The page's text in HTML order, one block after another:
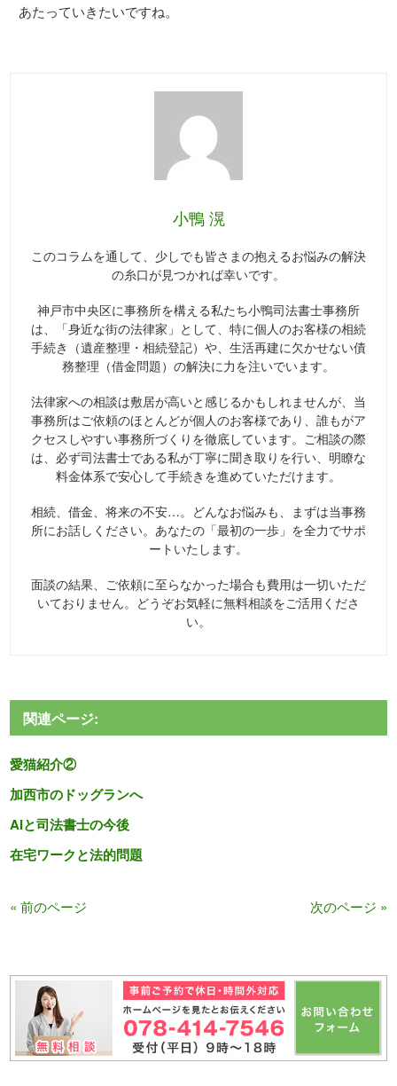
あたっていきたいですね。
小鴨 滉
このコラムを通して、少しでも皆さまの抱えるお悩みの解決
の糸口が見つかれば幸いです。
神戸市中央区に事務所を構える私たち小鴨司法書士事務所
は、「身近な街の法律家」として、特に個人のお客様の相続
手続き（遺産整理・相続登記）や、生活再建に欠かせない債
務整理（借金問題）の解決に力を注いでいます。
法律家への相談は敷居が高いと感じるかもしれませんが、当
事務所はご依頼のほとんどが個人のお客様であり、誰もがア
クセスしやすい事務所づくりを徹底しています。ご相談の際
は、必ず司法書士である私が丁寧に聞き取りを行い、明瞭な
料金体系で安心して手続きを進めていただけます。
相続、借金、将来の不安…。どんなお悩みも、まずは当事務
所にお話しください。あなたの「最初の一歩」を全力でサポ
ートいたします。
面談の結果、ご依頼に至らなかった場合も費用は一切いただ
いておりません。どうぞお気軽に無料相談をご活用くださ
い。
関連ページ:
愛猫紹介②
加西市のドッグランへ
AIと司法書士の今後
在宅ワークと法的問題
« 前のページ 次のページ »